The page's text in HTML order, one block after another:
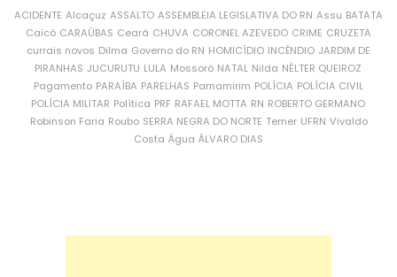
ACIDENTE Alcaçuz ASSALTO ASSEMBLEIA LEGISLATIVA DO RN Assu BATATA
Caicó CARAÚBAS Ceará CHUVA CORONEL AZEVEDO CRIME CRUZETA
currais novos Dilma Governo do RN HOMICÍDIO INCÊNDIO JARDIM DE
PIRANHAS JUCURUTU LULA Mossoró NATAL Nilda NÉLTER QUEIROZ
Pagamento PARAÍBA PARELHAS Parnamirim POLÍCIA POLÍCIA CIVIL
POLÍCIA MILITAR Política PRF RAFAEL MOTTA RN ROBERTO GERMANO
Robinson Faria Roubo SERRA NEGRA DO NORTE Temer UFRN Vivaldo
Costa Água ÁLVARO DIAS